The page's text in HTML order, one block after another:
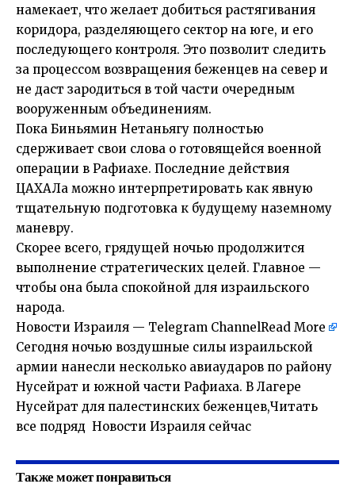
намекает, что желает добиться растягивания
коридора, разделяющего сектор на юге, и его
последующего контроля. Это позволит следить
за процессом возвращения беженцев на север и
не даст зародиться в той части очередным
вооруженным объединениям.
Пока Биньямин Нетаньягу полностью
сдерживает свои слова о готовящейся военной
операции в Рафиахе. Последние действия
ЦАХАЛа можно интерпретировать как явную
тщательную подготовка к будущему наземному
маневру.
Скорее всего, грядущей ночью продолжится
выполнение стратегических целей. Главное —
чтобы она была спокойной для израильского
народа.
Новости Израиля — Telegram ChannelRead More
Сегодня ночью воздушные силы израильской
армии нанесли несколько авиаударов по району
Нусейрат и южной части Рафиаха. В Лагере
Нусейрат для палестинских беженцев,Читать
все подряд Новости Израиля сейчас
Также может понравиться